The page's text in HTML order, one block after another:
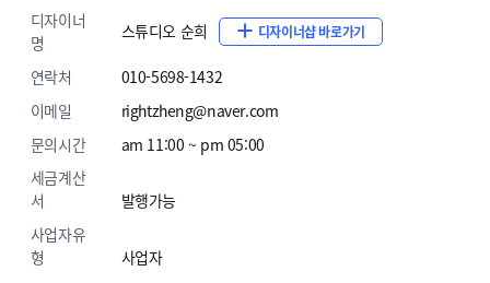
5. 메인 배너 이미지 원하시는 이미지와 링크로 변경해
6. 메인 동영상
7. Brand 회사소개 이미지와 텍스트를 변경해드립니다.
8. 지도
9. 하단회사정보
디자이너
명
스튜디오 순희 디자이너샵 바로가기
연락처
010-5698-1432
이메일
rightzheng@naver.com
문의시간
am 11:00 ~ pm 05:00
세금계산
서
발행가능
사업자유
형
사업자